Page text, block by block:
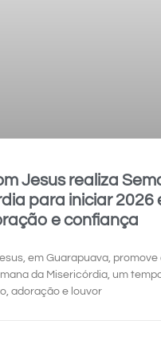
Jesus realiza
para iniciar 2026
e confiança
em Guarapuava, promove
da Misericórdia, um
adoração e louvor